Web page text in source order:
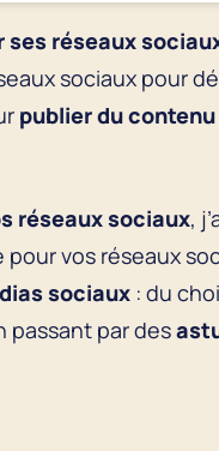
ses réseaux
sociaux pour
publier du contenu
réseaux sociaux,
vos réseaux
sociaux : du
passant par des